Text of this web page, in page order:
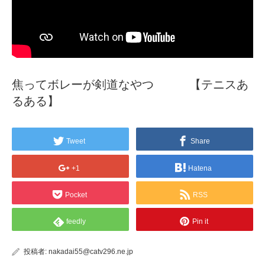
焦ってボレーが剣道なやつ 【テニスあ
るある】
Tweet Share
+1 Hatena
Pocket RSS
feedly Pin it
投稿者: nakadai55@catv296.ne.jp